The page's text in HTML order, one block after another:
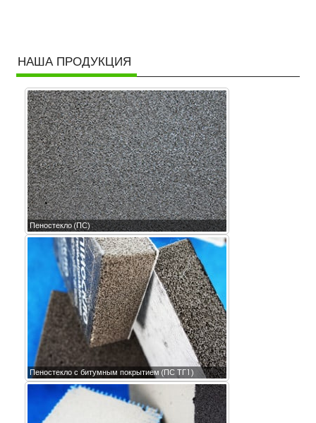
НАША ПРОДУКЦИЯ
Пеностекло (ПС)
Пеностекло с битумным покрытием (ПС ТГ1)